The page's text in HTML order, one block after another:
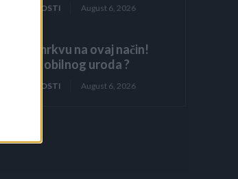
ZANIMLJIVOSTI August 6, 2026
Posijte mrkvu na ovaj način!
Kako do obilnog uroda ?
ZANIMLJIVOSTI August 6, 2026